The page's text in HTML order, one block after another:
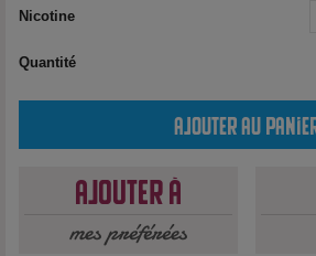
Nicotine
Quantité
Ajouter au
Ajouter à
mes préférées